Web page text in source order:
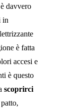
davvero
in
è fatta
accesi e
è questo
scoprirci